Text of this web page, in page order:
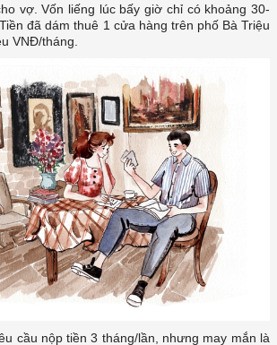
vợ. Vốn liếng lúc bấy giờ chỉ có khoảng 30-
đã dám thuê 1 cửa hàng trên phố Bà Triệu
VNĐ/tháng.